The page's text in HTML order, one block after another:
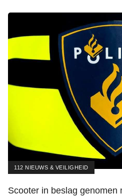
112 NIEUWS & VEILIGHEID
Scooter in beslag genomen